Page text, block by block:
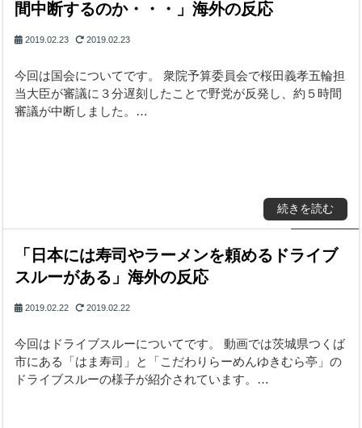
間中断するのか・・・」海外の反応
2019.02.23 2019.02.23
今回は国会についてです。 衆院予算委員会で桜田義孝五輪担
当大臣が審議に３分遅刻したことで野党が反発し、約５時間
審議が中断しました。…
続きを読む
「日本には寿司やラーメンを頼めるドライブ
スルーがある」海外の反応
2019.02.22 2019.02.22
今回はドライブスルーについてです。 動画では茨城県つくば
市にある「はま寿司」と「こだわりらーめんゆきむら亭」の
ドライブスルーの様子が紹介されています。…